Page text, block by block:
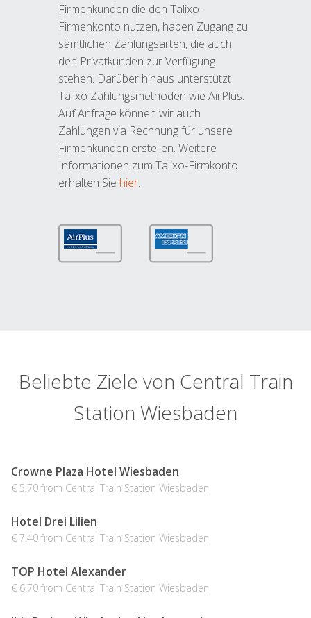
Firmenkunden die den Talixo-
Firmenkonto nutzen, haben Zugang zu
sämtlichen Zahlungsarten, die auch
den Privatkunden zur Verfügung
stehen. Darüber hinaus unterstützt
Talixo Zahlungsmethoden wie AirPlus.
Auf Anfrage können wir auch
Zahlungen via Rechnung für unsere
Firmenkunden erstellen. Weitere
Informationen zum Talixo-Firmkonto
erhalten Sie hier.
Beliebte Ziele von Central Train
Station Wiesbaden
Crowne Plaza Hotel Wiesbaden
€ 5.70 from Central Train Station Wiesbaden
Hotel Drei Lilien
€ 7.40 from Central Train Station Wiesbaden
TOP Hotel Alexander
€ 6.70 from Central Train Station Wiesbaden